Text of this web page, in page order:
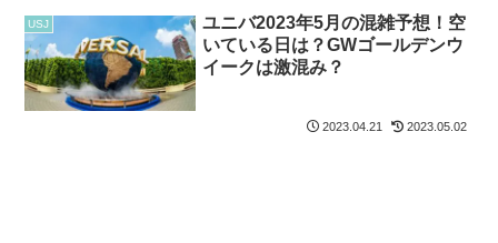
USJ
ユニバ2023年5月の混雑予想！空
いている日は？GWゴールデンウ
イークは激混み？
2023.04.21 2023.05.02